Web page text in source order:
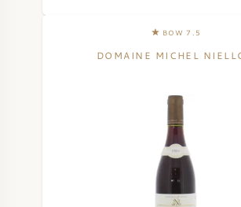
BOW 7.5
DOMAINE MICHEL